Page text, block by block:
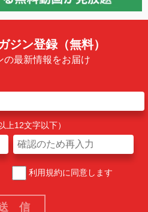
ジン登録（無料）
の最新情報をお届け
上12文字以下）
利用規約に同意します